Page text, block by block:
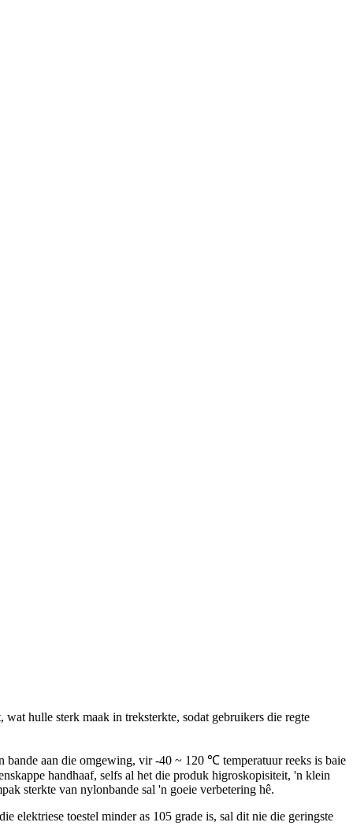
hulle sterk maak in treksterkte, sodat gebruikers die regte
bande aan die omgewing, vir -40 ~ 120 ℃ temperatuur reeks is baie
handhaaf, selfs al het die produk higroskopisiteit, 'n klein
sterkte van nylonbande sal 'n goeie verbetering hê.
elektriese toestel minder as 105 grade is, sal dit nie die geringste